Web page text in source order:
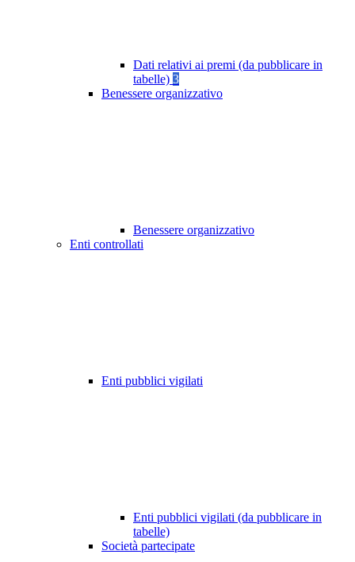
Dati relativi ai premi (da pubblicare in
tabelle) 3
Benessere organizzativo
Benessere organizzativo
Enti controllati
Enti pubblici vigilati
Enti pubblici vigilati (da pubblicare in
tabelle)
Società partecipate